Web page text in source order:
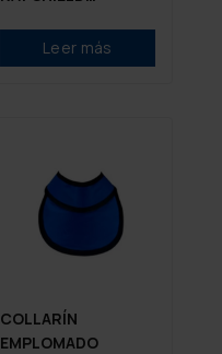
PINTURALeer más
COLLARÍN
EMPLOMADO